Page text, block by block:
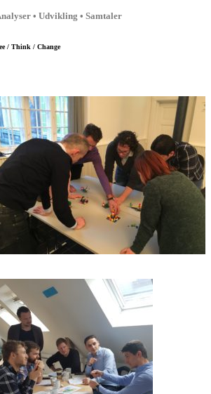
• Udvikling • Samtaler
/ Think / Change